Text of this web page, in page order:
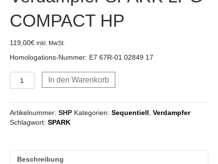
COMPACT HP
119,00€ inkl. MwSt.
Homologations-Nummer: E7 67R-01 02849 17
Verdampfer
SPARK
COMPACT
HP
Menge
In den Warenkorb
Artikelnummer: SHP Kategorien: Sequentiell, Verdampfer
Schlagwort: SPARK
Beschreibung